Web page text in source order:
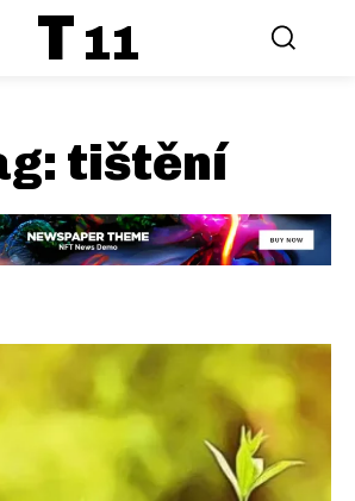
T 11
tištění